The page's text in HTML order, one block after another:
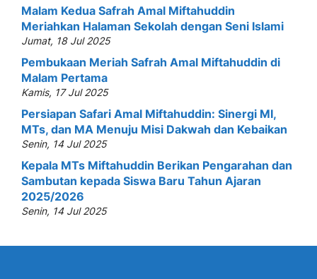
Malam Kedua Safrah Amal Miftahuddin
Meriahkan Halaman Sekolah dengan Seni Islami
Jumat, 18 Jul 2025
Pembukaan Meriah Safrah Amal Miftahuddin di
Malam Pertama
Kamis, 17 Jul 2025
Persiapan Safari Amal Miftahuddin: Sinergi MI,
MTs, dan MA Menuju Misi Dakwah dan Kebaikan
Senin, 14 Jul 2025
Kepala MTs Miftahuddin Berikan Pengarahan dan
Sambutan kepada Siswa Baru Tahun Ajaran
2025/2026
Senin, 14 Jul 2025